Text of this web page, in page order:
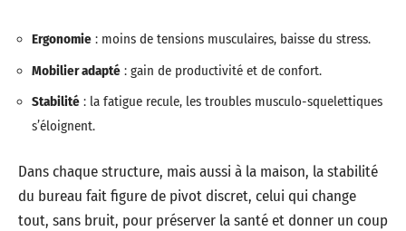
Ergonomie : moins de tensions musculaires, baisse du stress.
Mobilier adapté : gain de productivité et de confort.
Stabilité : la fatigue recule, les troubles musculo-squelettiques
s’éloignent.
Dans chaque structure, mais aussi à la maison, la stabilité
du bureau fait figure de pivot discret, celui qui change
tout, sans bruit, pour préserver la santé et donner un coup